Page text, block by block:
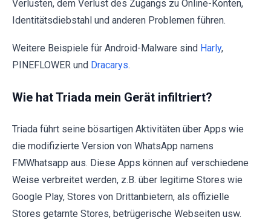
Verlusten, dem Verlust des Zugangs zu Online-Konten,
Identitätsdiebstahl und anderen Problemen führen.
Weitere Beispiele für Android-Malware sind Harly,
PINEFLOWER und Dracarys.
Wie hat Triada mein Gerät infiltriert?
Triada führt seine bösartigen Aktivitäten über Apps wie
die modifizierte Version von WhatsApp namens
FMWhatsapp aus. Diese Apps können auf verschiedene
Weise verbreitet werden, z.B. über legitime Stores wie
Google Play, Stores von Drittanbietern, als offizielle
Stores getarnte Stores, betrügerische Webseiten usw.